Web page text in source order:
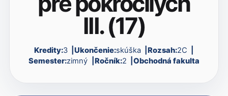
III. (17)
Kredity:3 Ukončenie:skúška Rozsah:2C
Semester:zimný Ročník:2 Obchodná fakulta